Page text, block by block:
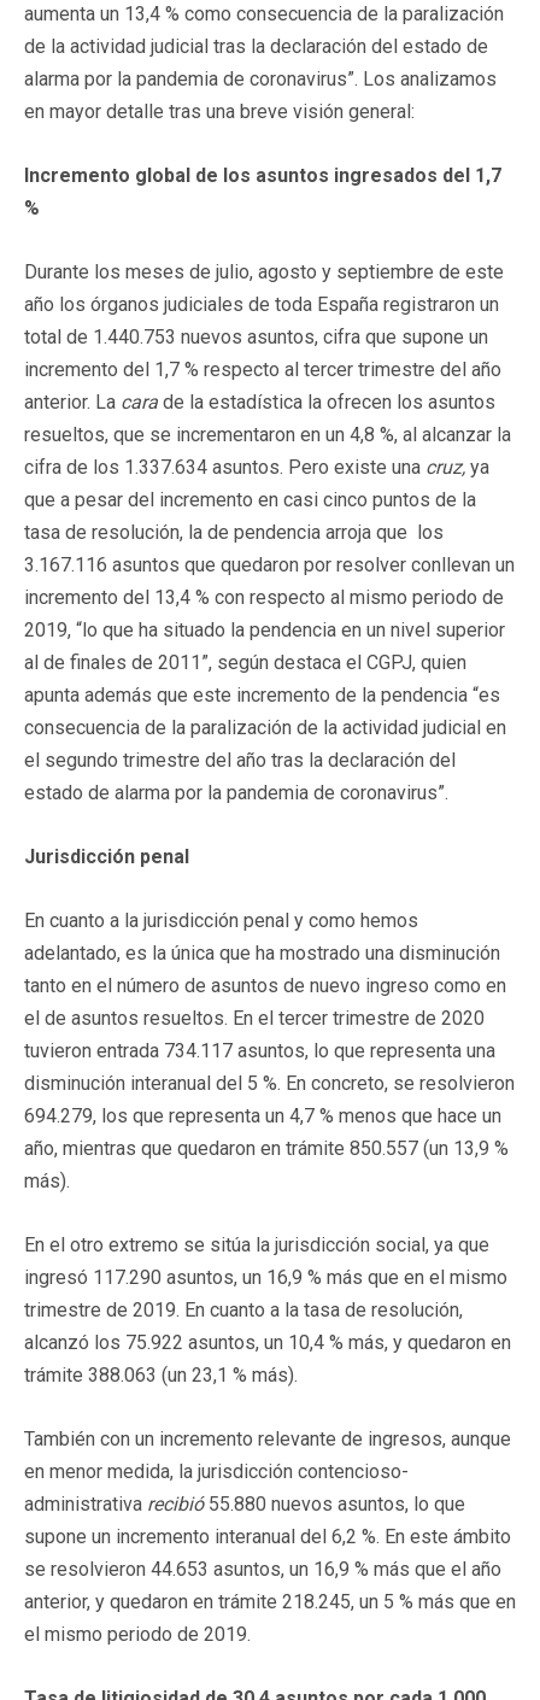
aumenta un 13,4 % como consecuencia de la paralización
de la actividad judicial tras la declaración del estado de
alarma por la pandemia de coronavirus”. Los analizamos
en mayor detalle tras una breve visión general:
Incremento global de los asuntos ingresados del 1,7
%
Durante los meses de julio, agosto y septiembre de este
año los órganos judiciales de toda España registraron un
total de 1.440.753 nuevos asuntos, cifra que supone un
incremento del 1,7 % respecto al tercer trimestre del año
anterior. La cara de la estadística la ofrecen los asuntos
resueltos, que se incrementaron en un 4,8 %, al alcanzar la
cifra de los 1.337.634 asuntos. Pero existe una cruz, ya
que a pesar del incremento en casi cinco puntos de la
tasa de resolución, la de pendencia arroja que los
3.167.116 asuntos que quedaron por resolver conllevan un
incremento del 13,4 % con respecto al mismo periodo de
2019, “lo que ha situado la pendencia en un nivel superior
al de finales de 2011”, según destaca el CGPJ, quien
apunta además que este incremento de la pendencia “es
consecuencia de la paralización de la actividad judicial en
el segundo trimestre del año tras la declaración del
estado de alarma por la pandemia de coronavirus”.
Jurisdicción penal
En cuanto a la jurisdicción penal y como hemos
adelantado, es la única que ha mostrado una disminución
tanto en el número de asuntos de nuevo ingreso como en
el de asuntos resueltos. En el tercer trimestre de 2020
tuvieron entrada 734.117 asuntos, lo que representa una
disminución interanual del 5 %. En concreto, se resolvieron
694.279, los que representa un 4,7 % menos que hace un
año, mientras que quedaron en trámite 850.557 (un 13,9 %
más).
En el otro extremo se sitúa la jurisdicción social, ya que
ingresó 117.290 asuntos, un 16,9 % más que en el mismo
trimestre de 2019. En cuanto a la tasa de resolución,
alcanzó los 75.922 asuntos, un 10,4 % más, y quedaron en
trámite 388.063 (un 23,1 % más).
También con un incremento relevante de ingresos, aunque
en menor medida, la jurisdicción contencioso-
administrativa recibió55.880 nuevos asuntos, lo que
supone un incremento interanual del 6,2 %. En este ámbito
se resolvieron 44.653 asuntos, un 16,9 % más que el año
anterior, y quedaron en trámite 218.245, un 5 % más que en
el mismo periodo de 2019.